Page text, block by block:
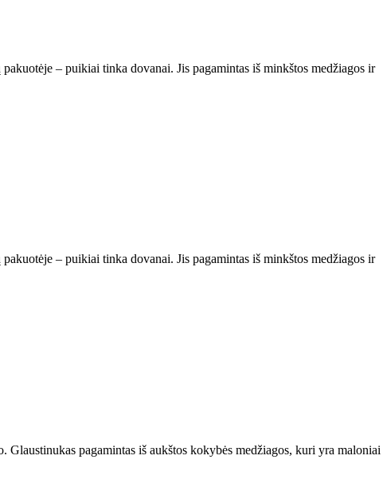
– puikiai tinka dovanai. Jis pagamintas iš minkštos medžiagos ir
– puikiai tinka dovanai. Jis pagamintas iš minkštos medžiagos ir
pagamintas iš aukštos kokybės medžiagos, kuri yra maloniai